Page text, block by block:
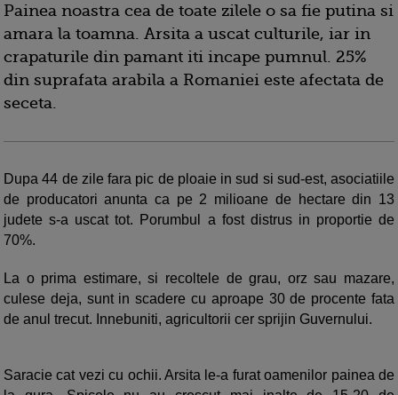
Painea noastra cea de toate zilele o sa fie putina si
amara la toamna. Arsita a uscat culturile, iar in
crapaturile din pamant iti incape pumnul. 25%
din suprafata arabila a Romaniei este afectata de
seceta.
Dupa 44 de zile fara pic de ploaie in sud si sud-est, asociatiile
de producatori anunta ca pe 2 milioane de hectare din 13
judete s-a uscat tot. Porumbul a fost distrus in proportie de
70%.
La o prima estimare, si recoltele de grau, orz sau mazare,
culese deja, sunt in scadere cu aproape 30 de procente fata
de anul trecut. Innebuniti, agricultorii cer sprijin Guvernului.
Saracie cat vezi cu ochii. Arsita le-a furat oamenilor painea de